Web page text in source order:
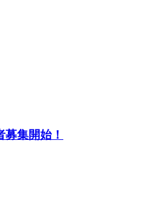
集開始！